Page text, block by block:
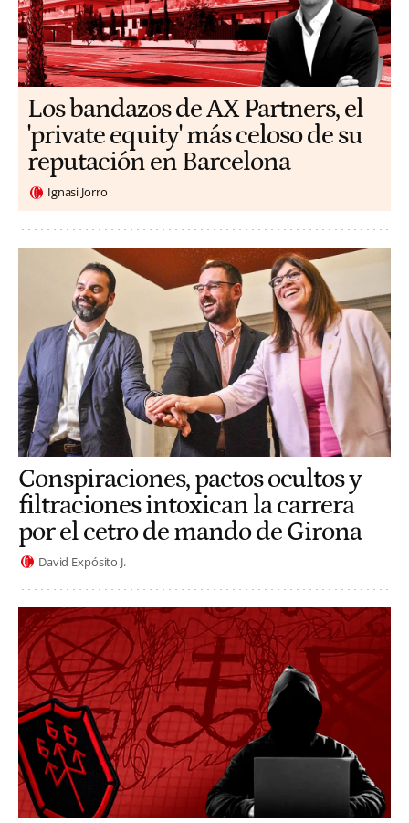
Los bandazos de AX Partners, el
'private equity' más celoso de su
reputación en Barcelona
Ignasi Jorro
Conspiraciones, pactos ocultos y
filtraciones intoxican la carrera
por el cetro de mando de Girona
David Expósito J.